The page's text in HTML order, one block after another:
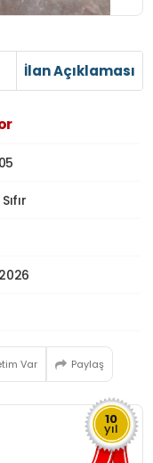
İlan Açıklaması
Var Paylaş
10
yıl